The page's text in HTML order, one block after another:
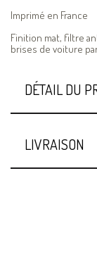
Imprimé en France
Finition mat, filtre
brises de voiture
DÉTAIL DU
LIVRAISON